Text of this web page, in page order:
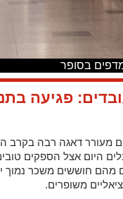
פגיעה
מעורר דאגה רבה בקרב
היום אצל הספקים
מהם חוששים משכר נמוך
משופרים.